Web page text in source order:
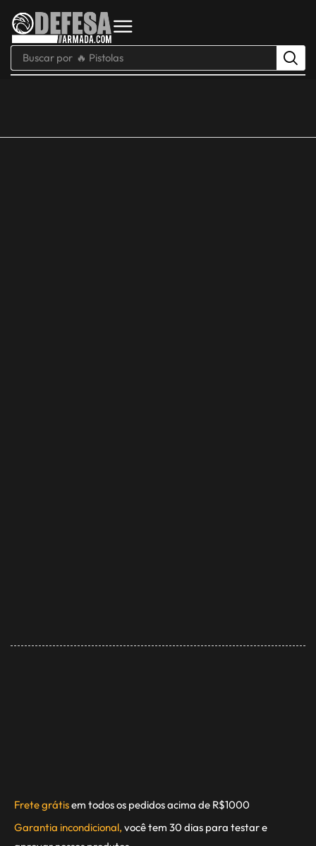
Buscar por 🔥 Pistolas
Frete grátisem todos os pedidos acima de R$1000
Garantia incondicional, você tem 30 dias para testar e